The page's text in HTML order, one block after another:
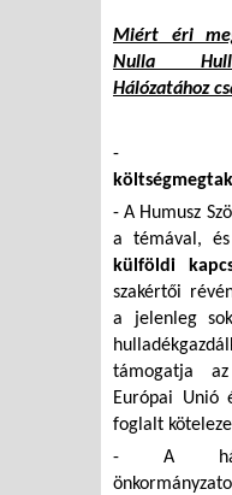
Miért éri
Nulla
Hálózatához
-
- A Humusz
a témával,
külföldi
szakértői
a jelenleg
támogatja
Európai Unió
foglalt
- A